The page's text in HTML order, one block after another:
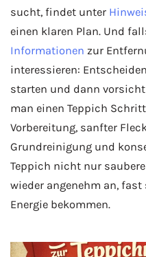
sucht, findet unter
einen klaren Plan. Und
Informationen zur
interessieren:
starten und dann
man einen Teppich
Vorbereitung, sanfter
Grundreinigung und
Teppich nicht nur
wieder angenehm an,
Energie bekommen.